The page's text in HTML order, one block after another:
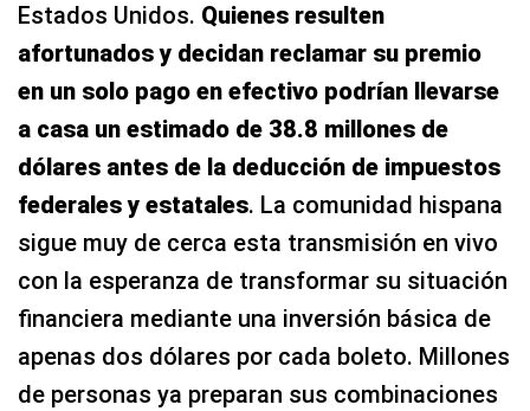
Estados Unidos. Quienes resulten
afortunados y decidan reclamar su premio
en un solo pago en efectivo podrían llevarse
a casa un estimado de 38.8 millones de
dólares antes de la deducción de impuestos
federales y estatales. La comunidad hispana
sigue muy de cerca esta transmisión en vivo
con la esperanza de transformar su situación
financiera mediante una inversión básica de
apenas dos dólares por cada boleto. Millones
de personas ya preparan sus combinaciones